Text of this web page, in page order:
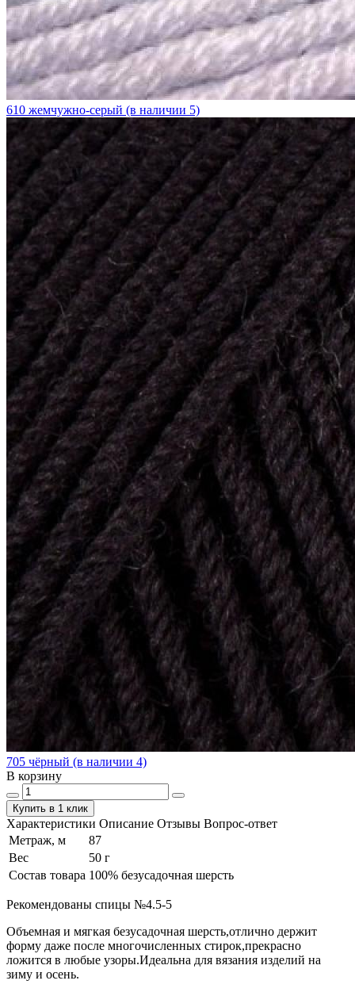
610 жемчужно-серый (в наличии 5)
705 чёрный (в наличии 4)
В корзину
Купить в 1 клик
Характеристики Описание Отзывы Вопрос-ответ
Метраж, м
87
Вес
50 г
Состав товара 100% безусадочная шерсть
Рекомендованы спицы №4.5-5
Объемная и мягкая безусадочная шерсть,отлично держит
форму даже после многочисленных стирок,прекрасно
ложится в любые узоры.Идеальна для вязания изделий на
зиму и осень.